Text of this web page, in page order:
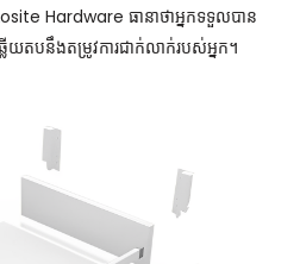
Hardware ធានាថាអ្នកទទួលបាន
បនឹងតម្រូវការជាក់លាក់របស់អ្នក។